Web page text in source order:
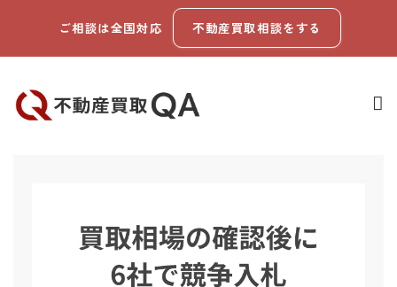
ご相談は全国対応 不動産買取相談をする